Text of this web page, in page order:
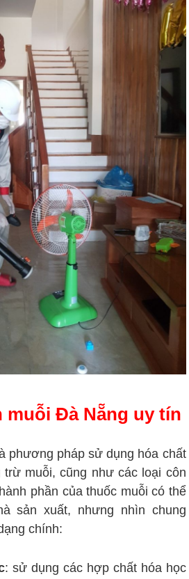
muỗi Đà Nẵng uy tín
phương pháp sử dụng hóa chất
trừ muỗi, cũng như các loại côn
phần của thuốc muỗi có thể
sản xuất, nhưng nhìn chung
chính:
: sử dụng các hợp chất hóa học